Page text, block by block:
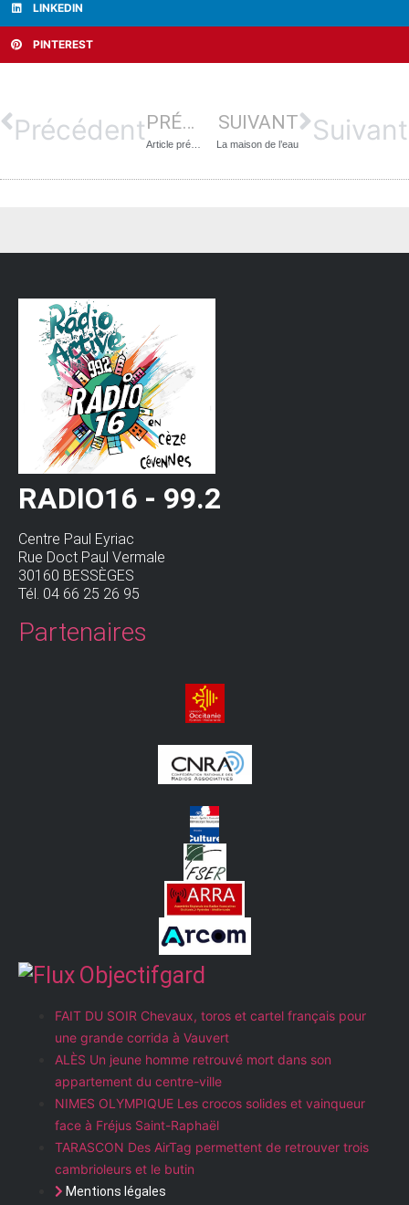
LINKEDIN
PINTEREST
Précédent PRÉCÉDENT SUIVANT
La maison de l’eau Suivant
RADIO16 - 99.2
Centre Paul Eyriac
Rue Doct Paul Vermale
30160 BESSÈGES
Tél. 04 66 25 26 95
Partenaires
Objectifgard
FAIT DU SOIR Chevaux, toros et cartel français pour
une grande corrida à Vauvert
ALÈS Un jeune homme retrouvé mort dans son
appartement du centre-ville
NIMES OLYMPIQUE Les crocos solides et vainqueur
face à Fréjus Saint-Raphaël
TARASCON Des AirTag permettent de retrouver trois
cambrioleurs et le butin
Mentions légales